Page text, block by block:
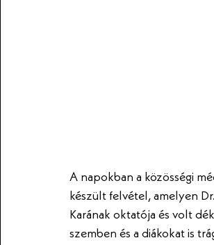
A napokban a közösségi
készült felvétel, amelyen
Karának oktatója és volt
szemben és a diákokat is